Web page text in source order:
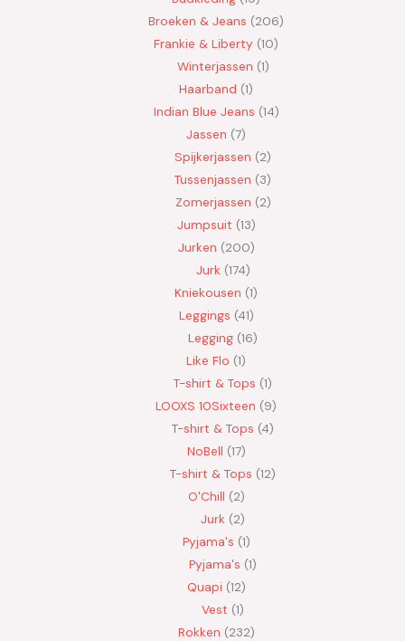
Broeken & Jeans
206
Frankie & Liberty 10
Winterjassen 1
Haarband 1
Indian Blue Jeans 14
Jassen 7
Spijkerjassen
2
Tussenjassen
3
Zomerjassen 2
Jumpsuit 13
Jurken 200
Jurk 174
Kniekousen 1
Leggings 41
Legging 16
Like Flo 1
T-shirt & Tops 1
LOOXS 10Sixteen
9
T-shirt & Tops 4
NoBell 17
T-shirt & Tops 12
O'Chill 2
Jurk 2
Pyjama's 1
Pyjama's 1
Quapi 12
Vest 1
Rokken 232